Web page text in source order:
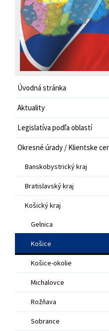
Úvodná stránka
Aktuality
Legislatíva podľa oblastí
Okresné úrady / Klientske
Banskobystrický kraj
Bratislavský kraj
Košický kraj
Gelnica
Košice
Košice-okolie
Michalovce
Rožňava
Sobrance